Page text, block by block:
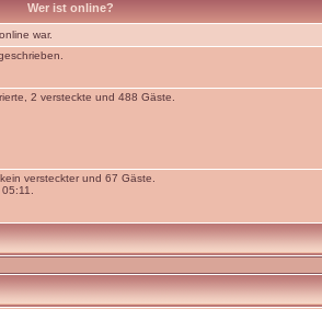
Wer ist online?
war.
2 versteckte und 488 Gäste.
versteckter und 67 Gäste.